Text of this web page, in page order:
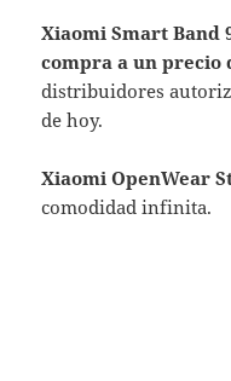
Xiaomi Smart Band
compra a un precio
distribuidores
de hoy.
Xiaomi OpenWear
comodidad infinita.